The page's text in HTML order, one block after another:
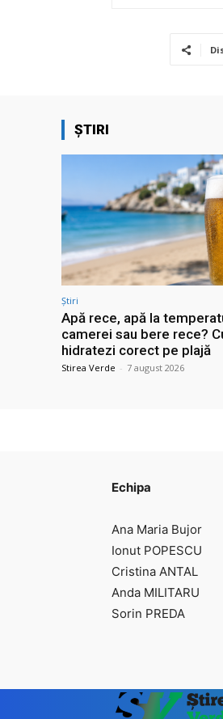
ȘTIRI
Știri
Apă rece, apă la
camerei sau bere rece?
hidratezi corect pe plajă
Stirea Verde - 7 august 2026
Echipa
Ana Maria Bujor
Ionut POPESCU
Cristina ANTAL
Anda MILITARU
Sorin PREDA